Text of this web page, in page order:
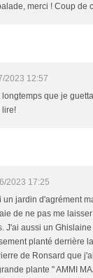
merci ! Coup de
2023 12:57
que je
lire!
2023 17:25
un jardin d'agrément
de ne pas me
J'ai aussi un
planté derrière
de Ronsard que
plante " AMMI